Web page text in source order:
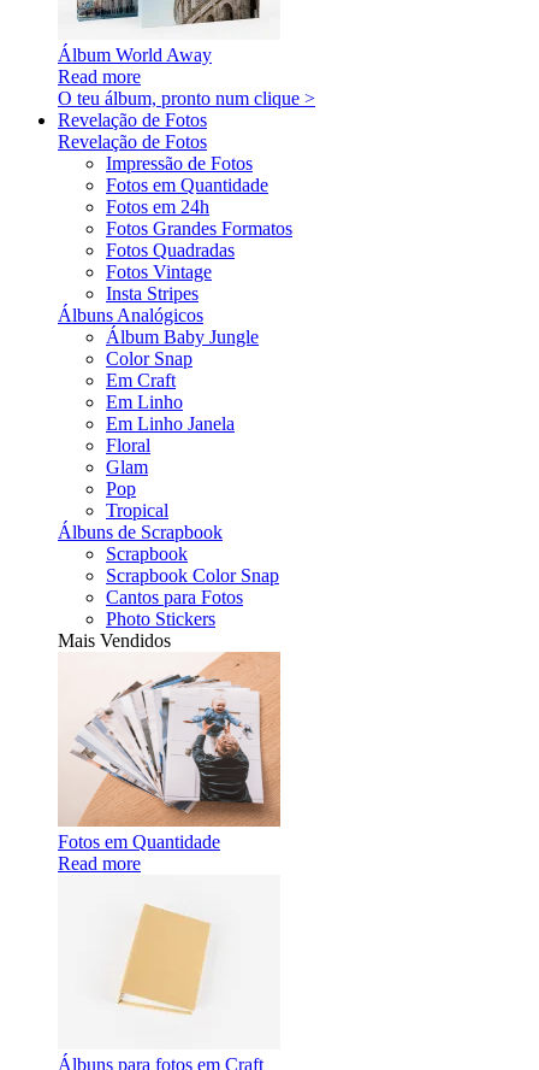
Álbum World Away
Read more
O teu álbum, pronto num clique >
Revelação de Fotos
Revelação de Fotos
Impressão de Fotos
Fotos em Quantidade
Fotos em 24h
Fotos Grandes Formatos
Fotos Quadradas
Fotos Vintage
Insta Stripes
Álbuns Analógicos
Álbum Baby Jungle
Color Snap
Em Craft
Em Linho
Em Linho Janela
Floral
Glam
Pop
Tropical
Álbuns de Scrapbook
Scrapbook
Scrapbook Color Snap
Cantos para Fotos
Photo Stickers
Mais Vendidos
Fotos em Quantidade
Read more
Álbuns para fotos em Craft